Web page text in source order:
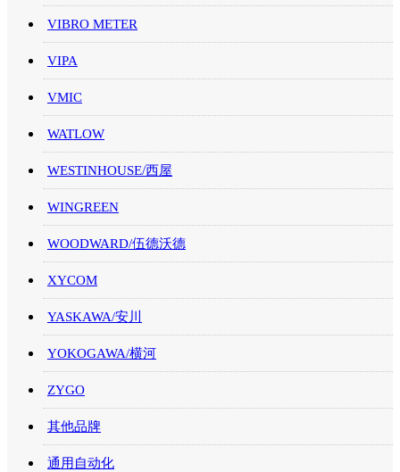
VIBRO METER
VIPA
VMIC
WATLOW
WESTINHOUSE/西屋
WINGREEN
WOODWARD/伍德沃德
XYCOM
YASKAWA/安川
YOKOGAWA/横河
ZYGO
其他品牌
通用自动化